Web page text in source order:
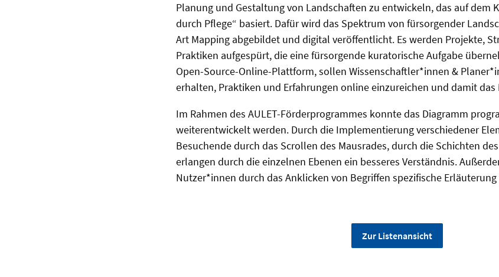
Planung und Gestaltung von Landschaften zu entwickeln, das auf dem
durch Pflege“ basiert. Dafür wird das Spektrum von fürsorgender
Art Mapping abgebildet und digital veröffentlicht. Es werden Projekte,
Praktiken aufgespürt, die eine fürsorgende kuratorische Aufgabe
Open-Source-Online-Plattform, sollen Wissenschaftler*innen &
erhalten, Praktiken und Erfahrungen online einzureichen und damit das
Im Rahmen des AULET-Förderprogrammes konnte das Diagramm
weiterentwickelt werden. Durch die Implementierung verschiedener
Besuchende durch das Scrollen des Mausrades, durch die Schichten
erlangen durch die einzelnen Ebenen ein besseres Verständnis.
Nutzer*innen durch das Anklicken von Begriffen spezifische
Zur Listenansicht